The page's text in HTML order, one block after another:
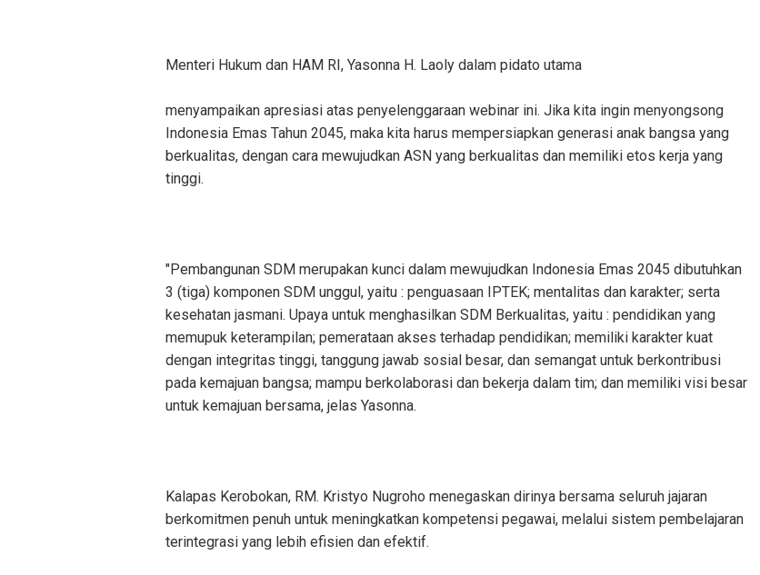
Menteri Hukum dan HAM RI, Yasonna H. Laoly dalam pidato utama
menyampaikan apresiasi atas penyelenggaraan webinar ini. Jika kita ingin menyongsong
Indonesia Emas Tahun 2045, maka kita harus mempersiapkan generasi anak bangsa yang
berkualitas, dengan cara mewujudkan ASN yang berkualitas dan memiliki etos kerja yang
tinggi.
"Pembangunan SDM merupakan kunci dalam mewujudkan Indonesia Emas 2045 dibutuhkan
3 (tiga) komponen SDM unggul, yaitu : penguasaan IPTEK; mentalitas dan karakter; serta
kesehatan jasmani. Upaya untuk menghasilkan SDM Berkualitas, yaitu : pendidikan yang
memupuk keterampilan; pemerataan akses terhadap pendidikan; memiliki karakter kuat
dengan integritas tinggi, tanggung jawab sosial besar, dan semangat untuk berkontribusi
pada kemajuan bangsa; mampu berkolaborasi dan bekerja dalam tim; dan memiliki visi besar
untuk kemajuan bersama, jelas Yasonna.
Kalapas Kerobokan, RM. Kristyo Nugroho menegaskan dirinya bersama seluruh jajaran
berkomitmen penuh untuk meningkatkan kompetensi pegawai, melalui sistem pembelajaran
terintegrasi yang lebih efisien dan efektif.